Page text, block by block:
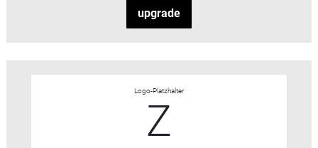
upgrade
Logo-Platzhalter
Z